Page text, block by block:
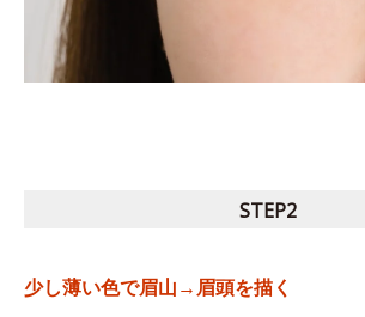
STEP2
少し薄い色で眉山→眉頭を描く